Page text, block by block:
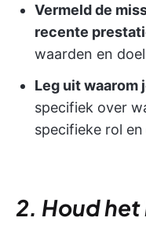
Vermeld de
recente
waarden en
Leg uit waarom
specifiek over
specifieke rol
2. Houd